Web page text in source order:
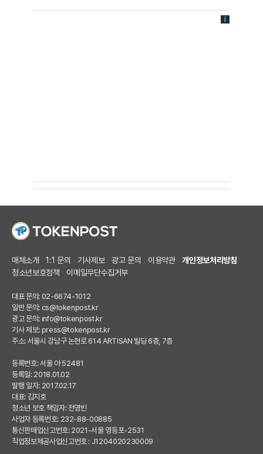
매체소개 1:1 문의 기사제보 광고 문의 이용약관
개인정보처리방침
청소년보호정책
이메일무단수집거부
대표 문의: 02-6674-1012
일반 문의: cs@tokenpost.kr
광고 문의: info@tokenpost.kr
기사 제보: press@tokenpost.kr
주소: 서울시 강남구 논현로 614 ARTISAN 빌딩 6층, 7층
등록번호: 서울 아 52481
등록일: 2018.01.02
발행 일자: 2017.02.17
대표: 김지호
청소년 보호 책임자: 전영빈
사업자 등록번호: 232-88-00885
통신판매업신고번호: 2021-서울 영등포-2531
직업정보제공사업신고번호 : J1204020230009